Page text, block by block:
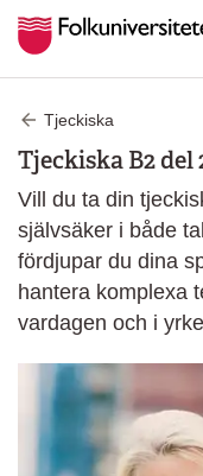
Tjeckiska
Tjeckiska B2 del
Vill du ta din
självsäker i både
fördjupar du dina
hantera komplexa
vardagen och i